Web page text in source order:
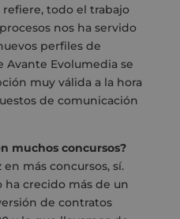
todo el trabajo
nos ha servido
perfiles de
Avante Evolumedia se
muy válida a la hora
de comunicación
muchos concursos?
más concursos, sí.
crecido más de un
de contratos